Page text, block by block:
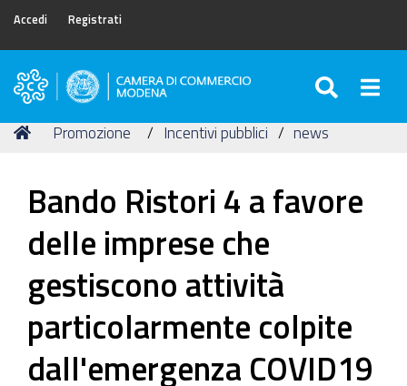
Accedi Registrati
Camera
Commercio
Tu
Home
Promozione Incentivi pubblici news
Bando Ristori 4 a favore
delle imprese che
gestiscono attività
particolarmente colpite
dall'emergenza COVID19